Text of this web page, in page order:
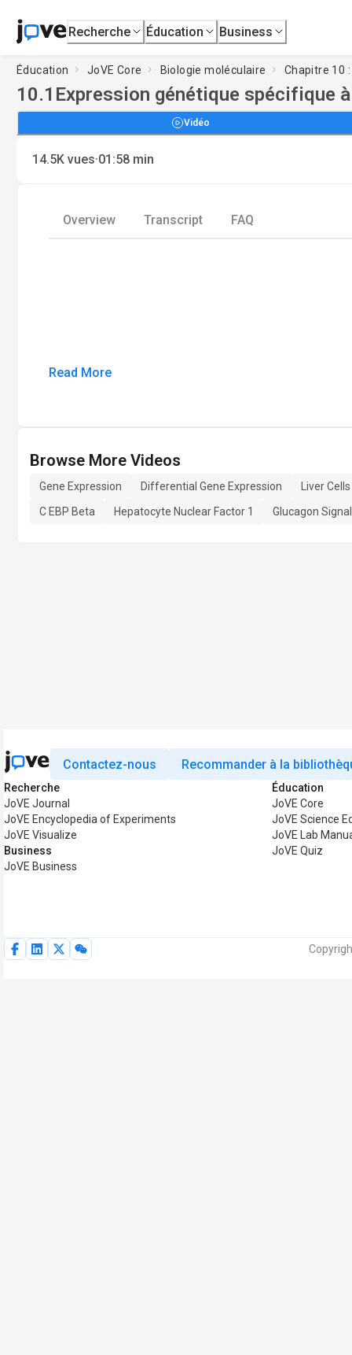
Recherche Éducation Business
Éducation JoVE Core Biologie moléculaire Chapitre 10
10.1 Expression génétique spécifique
Vidéo
14.5K vues·01:58 min
Overview Transcript FAQ
Read More
Browse More Videos
Gene Expression Differential Gene Expression
Liver Cells
C EBP Beta
Hepatocyte Nuclear Factor 1 Glucagon
Contactez-nous Recommander à la
Recherche
JoVE Journal
JoVE Encyclopedia of Experiments
JoVE Visualize
Business
JoVE Business
Éducation
JoVE Core
JoVE Science
JoVE Lab
JoVE Quiz